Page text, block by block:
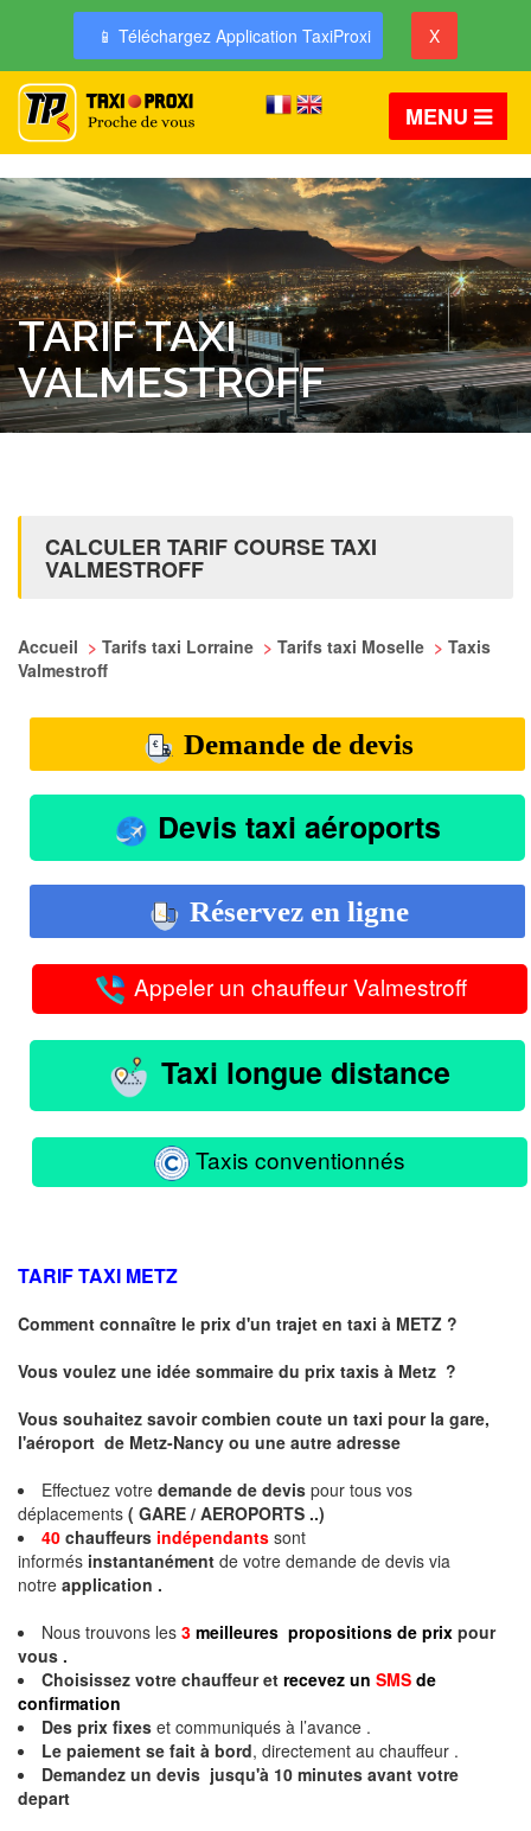
📱 Téléchargez Application TaxiProxi X
MENU
TARIF TAXI
VALMESTROFF
CALCULER TARIF COURSE TAXI
VALMESTROFF
Accueil > Tarifs taxi Lorraine > Tarifs taxi Moselle > Taxis
Valmestroff
Demande de devis
Devis taxi aéroports
Réservez en ligne
Appeler un chauffeur Valmestroff
Taxi longue distance
Taxis conventionnés
TARIF TAXI METZ
Comment connaître le prix d'un trajet en taxi à METZ ?
Vous voulez une idée sommaire du prix taxis à Metz ?
Vous souhaitez savoir combien coute un taxi pour la gare,
l'aéroport de Metz-Nancy ou une autre adresse
Effectuez votre demande de devis pour tous vos
déplacements ( GARE / AEROPORTS ..)
40 chauffeurs indépendants sont
informés instantanément de votre demande de devis via
notre application .
Nous trouvons les 3 meilleures propositions de prix pour
vous .
Choisissez votre chauffeur et recevez un SMS de
confirmation
Des prix fixes et communiqués à l’avance .
Le paiement se fait à bord, directement au chauffeur .
Demandez un devis jusqu'à 10 minutes avant votre
depart